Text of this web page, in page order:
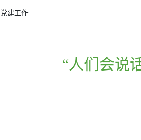
党建工作
“人们会说